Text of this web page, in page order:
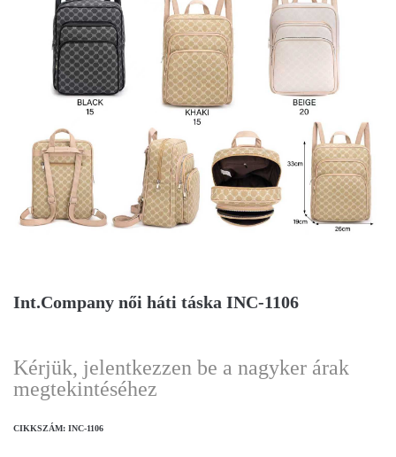
Int.Company női háti táska INC-1106
Kérjük, jelentkezzen be a nagyker árak
megtekintéséhez
CIKKSZÁM: INC-1106